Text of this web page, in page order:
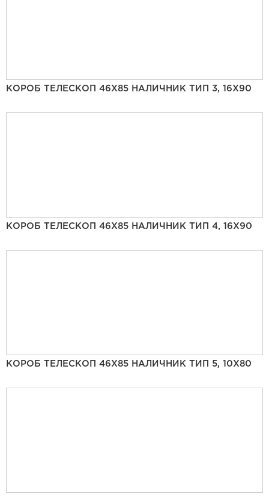
КОРОБ ТЕЛЕСКОП 46Х85 НАЛИЧНИК ТИП 3, 16Х90
КОРОБ ТЕЛЕСКОП 46Х85 НАЛИЧНИК ТИП 4, 16Х90
КОРОБ ТЕЛЕСКОП 46Х85 НАЛИЧНИК ТИП 5, 10Х80